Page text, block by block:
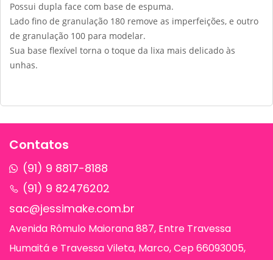
Possui dupla face com base de espuma.
Lado fino de granulação 180 remove as imperfeições, e outro
de granulação 100 para modelar.
Sua base flexível torna o toque da lixa mais delicado às
unhas.
Contatos
(91) 9 8817-8188
(91) 9 82476202
sac@jessimake.com.br
Avenida Rômulo Maiorana 887, Entre Travessa
Humaitá e Travessa Vileta, Marco, Cep 66093005,